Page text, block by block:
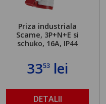
Priza industriala
Scame, 3P+N+E si
schuko, 16A, IP44
3353 lei
DETALII